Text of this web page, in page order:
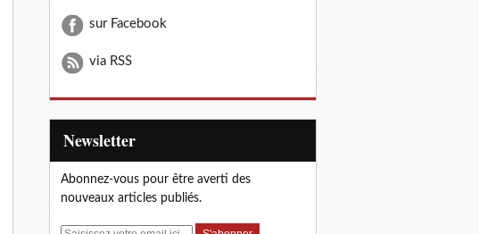
sur Facebook
via RSS
Newsletter
Abonnez-vous pour être averti des
nouveaux articles publiés.